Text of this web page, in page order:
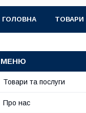
ГОЛОВНА ТОВАРИ
Товари та послуги
Про нас